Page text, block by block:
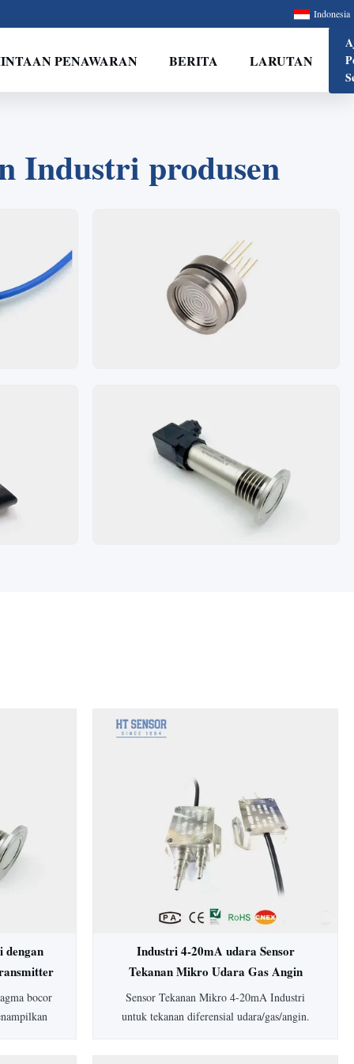
Indonesia
PENAWARAN BERITA LARUTAN
Industri produsen
dengan
bocor
Industri 4-20mA udara Sensor
Tekanan Mikro Udara Gas Angin
Differensial Tekanan Transmitter
Sensor Tekanan Mikro 4-20mA Industri
untuk tekanan diferensial udara/gas/angin.